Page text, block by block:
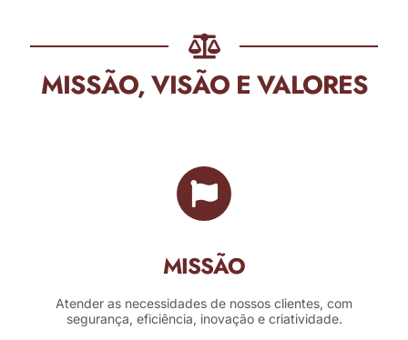
MISSÃO, VISÃO E VALORES
MISSÃO
Atender as necessidades de nossos clientes, com
segurança, eficiência, inovação e criatividade.